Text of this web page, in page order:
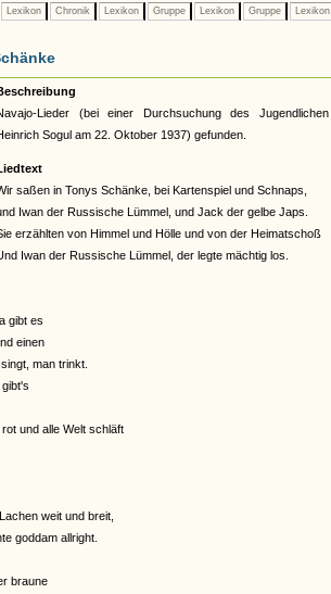
Lexikon Chronik Lexikon Gruppe Lexikon Gruppe Lexikon
Lieder (bei einer Durchsuchung des Jugendlichen
Sogul am 22. Oktober 1937) gefunden.
saßen in Tonys Schänke, bei Kartenspiel und Schnaps,
Iwan der Russische Lümmel, und Jack der gelbe Japs.
erzählten von Himmel und Hölle und von der Heimatschoß
Iwan der Russische Lümmel, der legte mächtig los.
gibt es
einen
man trinkt.
und alle Welt schläft
weit und breit,
goddam allright.
braune